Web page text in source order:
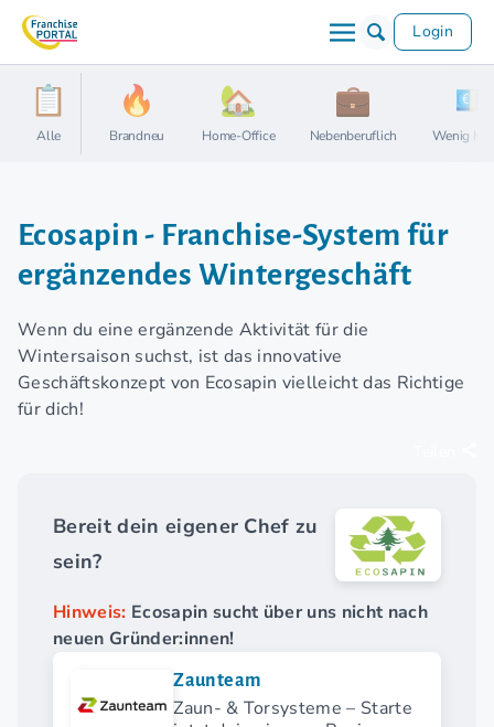
Login
Alle Brandneu Home-Office Nebenberuflich Wenig
Ecosapin - Franchise-System für
ergänzendes Wintergeschäft
Wenn du eine ergänzende Aktivität für die
Wintersaison suchst, ist das innovative
Geschäftskonzept von Ecosapin vielleicht das Richtige
für dich!
Bereit dein eigener Chef zu
sein?
Hinweis: Ecosapin sucht über uns nicht nach
neuen Gründer:innen!
Zaunteam
Zaun- & Torsysteme – Starte